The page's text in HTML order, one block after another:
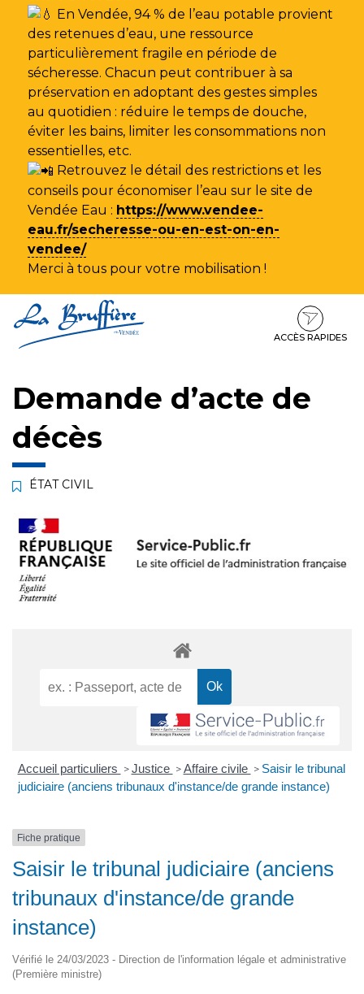
En Vendée, 94 % de l’eau potable provient
des retenues d’eau, une ressource
particulièrement fragile en période de
sécheresse. Chacun peut contribuer à sa
préservation en adoptant des gestes simples
au quotidien : réduire le temps de douche,
éviter les bains, limiter les consommations non
essentielles, etc.
Retrouvez le détail des restrictions et les
conseils pour économiser l’eau sur le site de
Vendée Eau : https://www.vendee-
eau.fr/secheresse-ou-en-est-on-en-
vendee/
Merci à tous pour votre mobilisation !
au
contenu
au
ACCÈS RAPIDES
Demande d’acte de
décès
ÉTAT CIVIL
Accueil particuliers > Justice > Affaire civile > Saisir le tribunal
judiciaire (anciens tribunaux d'instance/de grande instance)
Fiche pratique
Saisir le tribunal judiciaire (anciens
tribunaux d'instance/de grande
instance)
Vérifié le 24/03/2023 - Direction de l'information légale et administrative
(Première ministre)